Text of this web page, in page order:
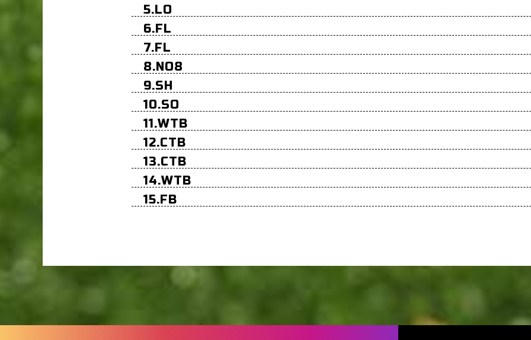
5.LO
6.FL
7.FL
8.NO8
9.SH
10.SO
11.WTB
12.CTB
13.CTB
14.WTB
15.FB